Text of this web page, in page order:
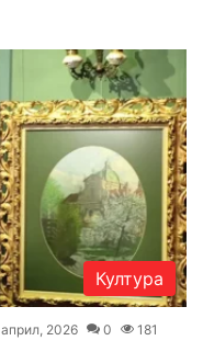
Култура
2026 0 181